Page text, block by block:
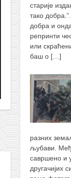
старије
тако
добра и
репринти
или
баш о […]
разних
љубави.
савршено и
другачијих